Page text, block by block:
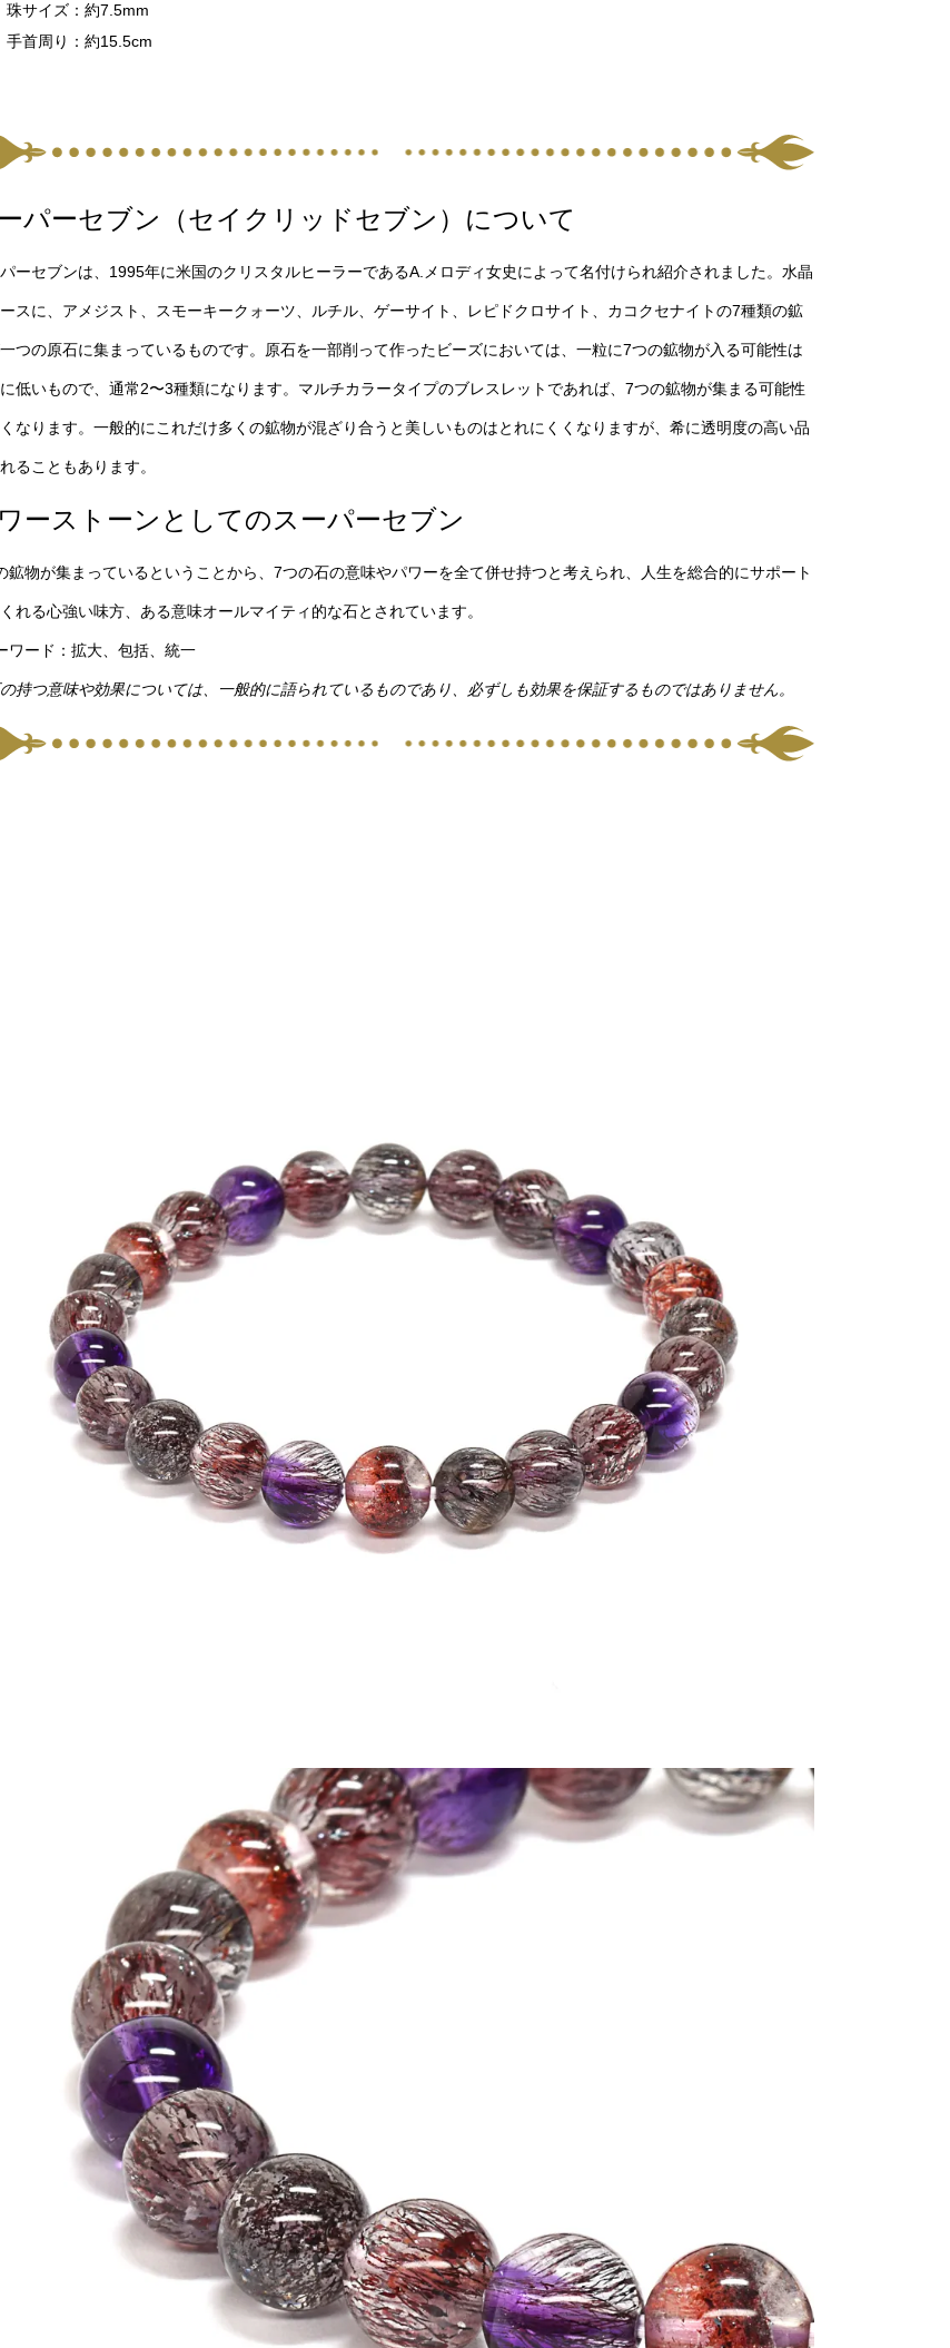
珠サイズ：約7.5mm
手首周り：約15.5cm
パーセブン（セイクリッドセブン）について
ーセブンは、1995年に米国のクリスタルヒーラーであるA.メロディ女史によって名付けられ紹介されました。水晶
スに、アメジスト、スモーキークォーツ、ルチル、ゲーサイト、レピドクロサイト、カコクセナイトの7種類の鉱
つの原石に集まっているものです。原石を一部削って作ったビーズにおいては、一粒に7つの鉱物が入る可能性は
低いもので、通常2〜3種類になります。マルチカラータイプのブレスレットであれば、7つの鉱物が集まる可能性
なります。一般的にこれだけ多くの鉱物が混ざり合うと美しいものはとれにくくなりますが、希に透明度の高い品
ることもあります。
ーストーンとしてのスーパーセブン
鉱物が集まっているということから、7つの石の意味やパワーを全て併せ持つと考えられ、人生を総合的にサポート
れる心強い味方、ある意味オールマイティ的な石とされています。
ワード：拡大、包括、統一
持つ意味や効果については、一般的に語られているものであり、必ずしも効果を保証するものではありません。